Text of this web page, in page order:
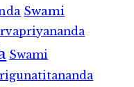
Swami
Swami